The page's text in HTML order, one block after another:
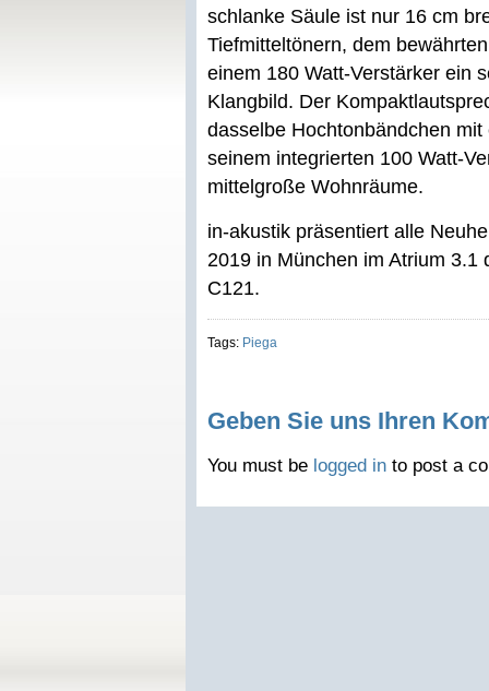
schlanke Säule ist nur 16 cm
Tiefmitteltönern, dem
einem 180 Watt-Verstärker ein
Klangbild. Der
dasselbe Hochtonbändchen
seinem integrierten 100 Watt-
mittelgroße Wohnräume.
in-akustik präsentiert alle
2019 in München im Atrium 3.1
C121.
Tags: Piega
Geben Sie uns Ihren
You must be logged in to post a